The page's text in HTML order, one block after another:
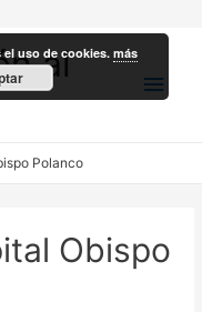
al
Polanco
Obispo
el uso de cookies.más